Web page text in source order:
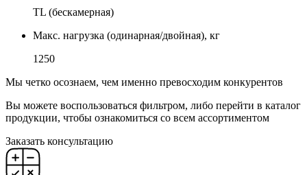
TL (бескамерная)
Макс. нагрузка (одинарная/двойная), кг
1250
Мы четко осознаем, чем именно превосходим конкурентов
Вы можете воспользоваться фильтром, либо перейти в каталог
продукции, чтобы ознакомиться со всем ассортиментом
Заказать консультацию